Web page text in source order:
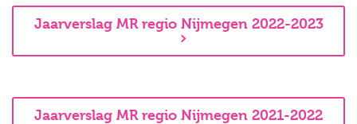
Jaarverslag MR regio Nijmegen 2022-2023
Jaarverslag MR regio Nijmegen 2021-2022